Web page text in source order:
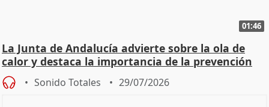
01:46
La Junta de Andalucía advierte sobre la ola de
calor y destaca la importancia de la prevención
Sonido Totales 29/07/2026